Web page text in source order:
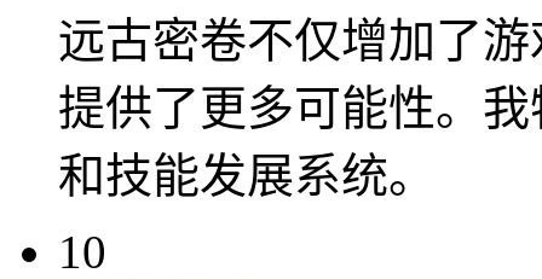
远古密卷不仅增加了
提供了更多可能性。
和技能发展系统。
10